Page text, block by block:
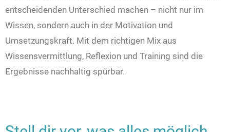
entscheidenden Unterschied machen – nicht nur im
Wissen, sondern auch in der Motivation und
Umsetzungskraft. Mit dem richtigen Mix aus
Wissensvermittlung, Reflexion und Training sind die
Ergebnisse nachhaltig spürbar.